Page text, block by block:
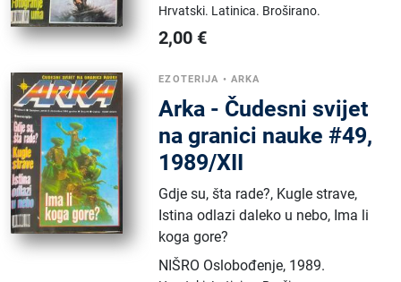
Hrvatski. Latinica. Broširano.
2,00 €
EZOTERIJA • ARKA
Arka - Čudesni svijet
na granici nauke #49,
1989/XII
Gdje su, šta rade?, Kugle strave,
Istina odlazi daleko u nebo, Ima li
koga gore?
NIŠRO Oslobođenje, 1989.